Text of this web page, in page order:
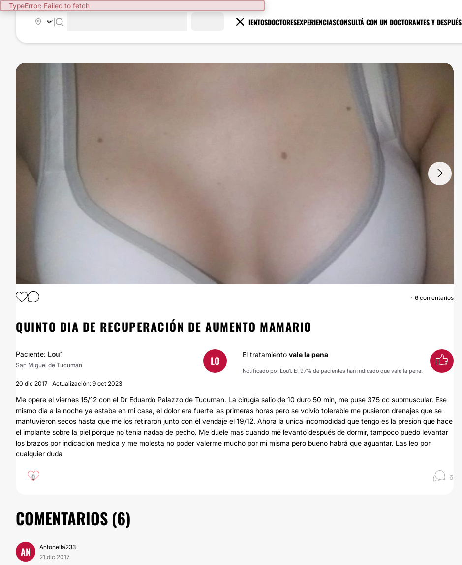
TypeError: Failed to fetch
TRATAMIENTOSDOCTORESEXPERIENCIASCONSULTÁ CON UN DOCTORANTES Y DESPUÉS
AUMENTO MAMAS
6 comentarios
QUINTO DIA DE RECUPERACIÓN DE AUMENTO MAMARIO
Paciente: Lou1
San Miguel de Tucumán LO El tratamiento vale la pena
Notificado por Lou1. El 97% de pacientes han indicado que vale la pena.
20 dic 2017 · Actualización: 9 oct 2023
Me opere el viernes 15/12 con el Dr Eduardo Palazzo de Tucuman. La cirugía salio de 10 duro 50 min, me puse 375 cc submuscular. Ese
mismo dia a la noche ya estaba en mi casa, el dolor era fuerte las primeras horas pero se volvio tolerable me pusieron drenajes que se
mantuvieron secos hasta que me los retiraron junto con el vendaje el 19/12. Ahora la unica incomodidad que tengo es la presion que hace
el implante sobre la piel porque no tenia nadaa de pecho. Me duele mas cuando me levanto después de dormir, tampoco puedo levantar
los brazos por indicacion medica y me molesta no poder valerme mucho por mi misma pero bueno habrá que aguantar. Las leo por
cualquier duda
0 6
COMENTARIOS (6)
AN
Antonella233
21 dic 2017